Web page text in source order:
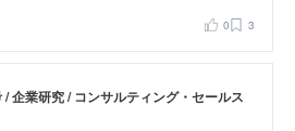
0 3
/ 企業研究 / コンサルティング・セールス